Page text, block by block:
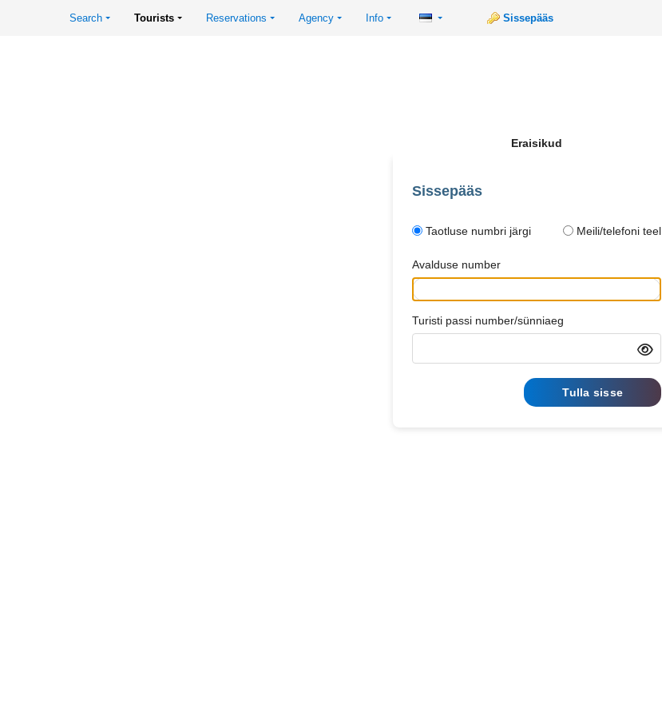
Search Tourists Reservations Agency Info Sissepääs
Eraisikud
Sissepääs
Taotluse numbri järgi Meili/telefoni teel
Avalduse number
Turisti passi number/sünniaeg
Tulla sisse